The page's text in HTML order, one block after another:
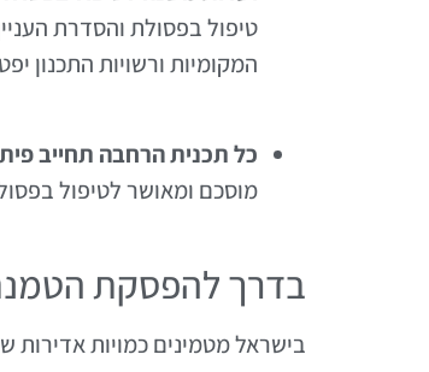
המקומיות ורשויות התכנון
כל תכנית הרחבה תחייב
מוסכם ומאושר לטיפול
בדרך להפסקת
בישראל מטמינים כמויות